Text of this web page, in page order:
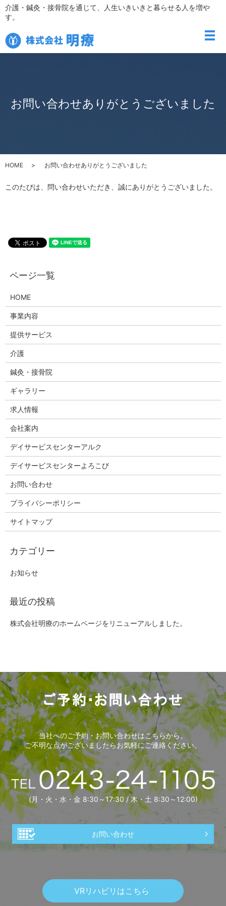
介護・鍼灸・接骨院を通じて、人生いきいきと暮らせる人を増や
す。
メ
お問い合わせありがとうございました
HOME お問い合わせありがとうございました
このたびは、問い合わせいただき、誠にありがとうございました。
HOME
事業内容
提供サービス
介護
鍼灸・接骨院
ギャラリー
求人情報
会社案内
デイサービスセンターアルク
デイサービスセンターよろこび
お問い合わせ
プライバシーポリシー
サイトマップ
お知らせ
株式会社明療のホームページをリニューアルしました。
当社へのご予約・お問い合わせはこちらから。
ご不明な点がございましたらお気軽にご連絡ください。
(月・火・水・金 8:30～17:30 / 木・土 8:30～12:00)
お問い合わせ
VRリハビリはこちら